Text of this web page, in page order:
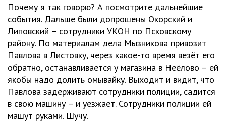
Почему я так говорю? А посмотрите дальнейшие
события. Дальше были допрошены Окорский и
Липовский – сотрудники УКОН по Псковскому
району. По материалам дела Мызникова привозит
Павлова в Листовку, через какое-то время везёт его
обратно, останавливается у магазина в Неёлово – ей
якобы надо долить омывайку. Выходит и видит, что
Павлова задерживают сотрудники полиции, садится
в свою машину – и уезжает. Сотрудники полиции ей
машут руками. Шучу.